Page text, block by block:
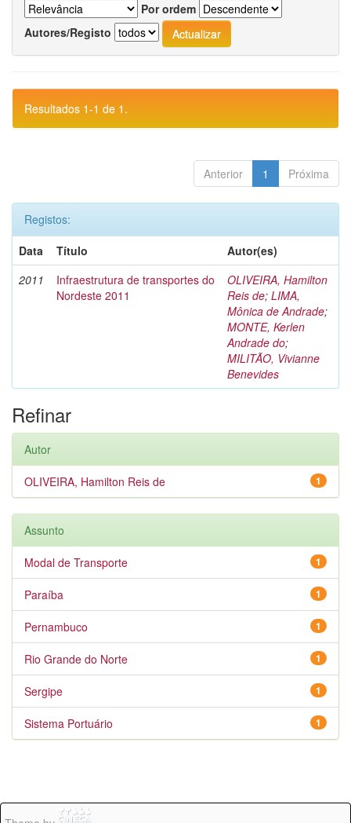
Por ordem
Autores/Registo
Resultados 1-1 de 1.
Anterior 1 Próxima
Registos:
Data
Título
Autor(es)
2011
Infraestrutura de transportes do
Nordeste 2011
OLIVEIRA, Hamilton
Reis de; LIMA,
Mônica de Andrade;
MONTE, Kerlen
Andrade do;
MILITÃO, Vivianne
Benevides
Refinar
Autor
1
OLIVEIRA, Hamilton Reis de
Assunto
1
Modal de Transporte
1
Paraíba
1
Pernambuco
1
Rio Grande do Norte
1
Sergipe
1
Sistema Portuário